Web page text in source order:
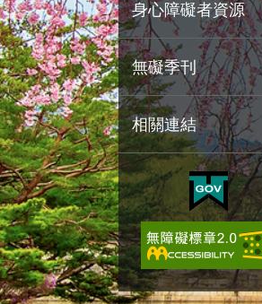
身心障礙者資源
無礙季刊
相關連結